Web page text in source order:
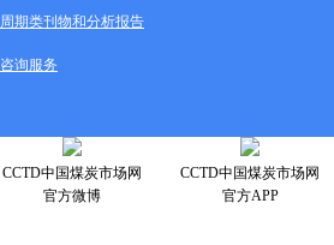
周期类刊物和分析报告
咨询服务
CCTD中国煤炭市场网
官方微博
CCTD中国煤炭市场网
官方APP